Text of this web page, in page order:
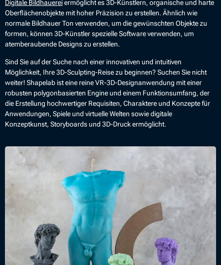
Digitale Bildhauereiermöglicht es 3D-Künstlern, organische und harte
Oberflächenobjekte mit hoher Präzision zu erstellen. Ähnlich wie
normale Bildhauer Ton verwenden, um die gewünschten Objekte zu
formen, können 3D-Künstler spezielle Software verwenden, um
atemberaubende Designs zu erstellen.
Sind Sie auf der Suche nach einer innovativen und intuitiven
Möglichkeit, Ihre 3D-Sculpting-Reise zu beginnen? Suchen Sie nicht
weiter! Shapelab ist eine reine VR-3D-Designanwendung mit einer
robusten polygonbasierten Engine und einem Funktionsumfang, der
die Erstellung hochwertiger Requisiten, Charaktere und Konzepte für
Anwendungen, Spiele und virtuelle Welten sowie digitale
Konzeptkunst, Storyboards und 3D-Druck ermöglicht.